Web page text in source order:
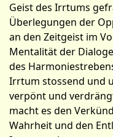
Geist des Irrtums
Überlegungen der
an den Zeitgeist im
Mentalität der
des
Irrtum stossend und
verpönt und
macht es den
Wahrheit und den